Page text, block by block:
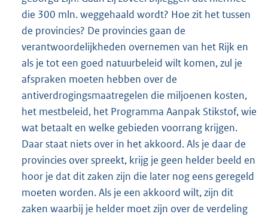
die 300 mln. weggehaald wordt? Hoe zit het tussen
de provincies? De provincies gaan de
verantwoordelijkheden overnemen van het Rijk en
als je tot een goed natuurbeleid wilt komen, zul je
afspraken moeten hebben over de
antiverdrogingsmaatregelen die miljoenen kosten,
het mestbeleid, het Programma Aanpak Stikstof, wie
wat betaalt en welke gebieden voorrang krijgen.
Daar staat niets over in het akkoord. Als je daar de
provincies over spreekt, krijg je geen helder beeld en
hoor je dat dit zaken zijn die later nog eens geregeld
moeten worden. Als je een akkoord wilt, zijn dit
zaken waarbij je helder moet zijn over de verdeling